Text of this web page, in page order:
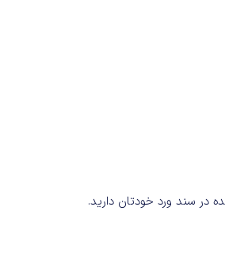
در سند ورد خودتان دارید.